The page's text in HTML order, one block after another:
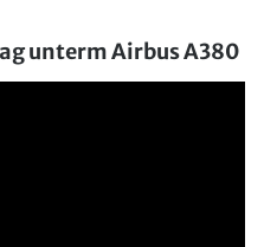
unterm Airbus A380